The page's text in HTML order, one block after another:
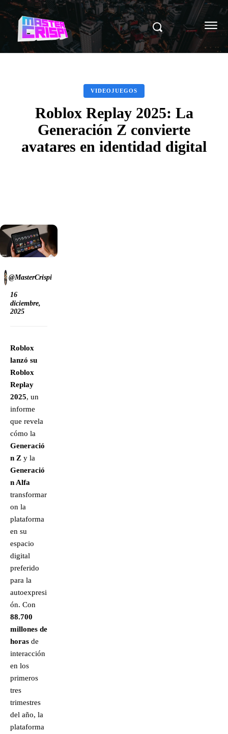
VIDEOJUEGOS
Roblox Replay 2025: La
Generación Z convierte
avatares en identidad digital
@MasterCrispi
16
diciembre,
2025
Roblox
lanzó su
Roblox
Replay
2025, un
informe
que revela
cómo la
Generació
n Z y la
Generació
n Alfa
transformar
on la
plataforma
en su
espacio
digital
preferido
para la
autoexpresi
ón. Con
88.700
millones de
horas de
interacción
en los
primeros
tres
trimestres
del año, la
plataforma